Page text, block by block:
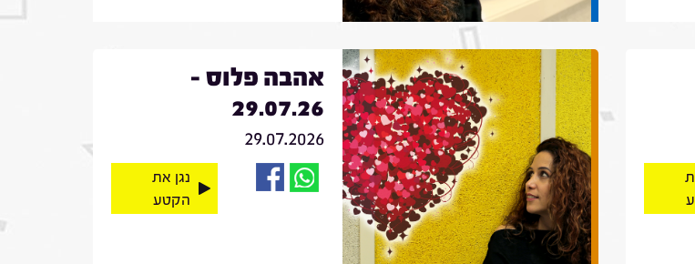
אהבה פלוס -
29.07.26
29.07.2026
נגן את
הקטע